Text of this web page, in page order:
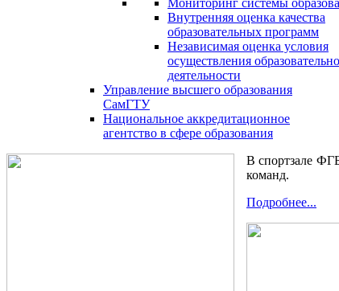
Мониторинг системы
Внутренняя оценка качества
образовательных программ
Независимая оценка условия
осуществления
деятельности
Управление высшего образования
СамГТУ
Национальное аккредитационное
агентство в сфере образования
В спортзале
команд.
Подробнее...